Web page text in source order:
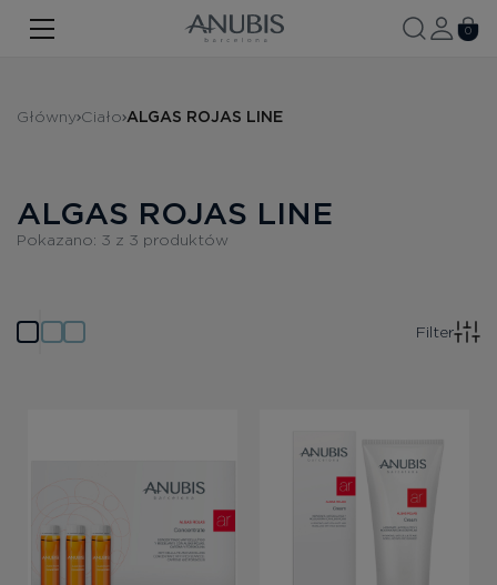
TWARZ
WŁOSY
SPF
Bezpłatne konsultacje
Zaloguj się/Rejestracja
0
Główny Ciało ALGAS ROJAS LINE
ALGAS ROJAS LINE
Pokazano: 3 z 3 produktów
Filter